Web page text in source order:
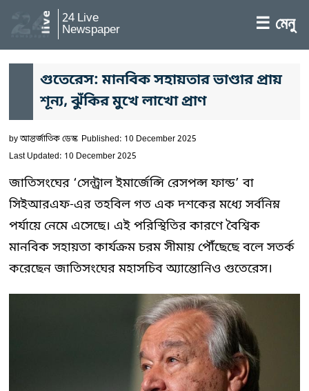
24 Live
Newspaper ☰ মেনু
গুতেরেস: মানবিক সহায়তার ভাণ্ডার প্রায়
শূন্য, ঝুঁকির মুখে লাখো প্রাণ
byআন্তর্জাতিক ডেস্ক Published: 10 December 2025
Last Updated: 10 December 2025
জাতিসংঘের ‘সেন্ট্রাল ইমার্জেন্সি রেসপন্স ফান্ড’ বা
সিইআরএফ-এর তহবিল গত এক দশকের মধ্যে সর্বনিম্ন
পর্যায়ে নেমে এসেছে। এই পরিস্থিতির কারণে বৈশ্বিক
মানবিক সহায়তা কার্যক্রম চরম সীমায় পৌঁছেছে বলে সতর্ক
করেছেন জাতিসংঘের মহাসচিব অ্যান্তোনিও গুতেরেস।